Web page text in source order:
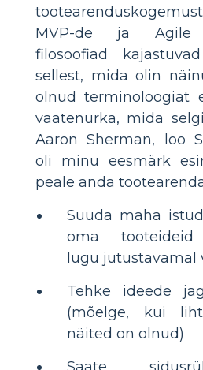
MVP-de ja Agile
filosoofiad
sellest, mida olin
olnud terminoloogiat
vaatenurka, mida
Aaron Sherman, loo
oli minu eesmärk
peale anda
Suuda maha
oma tooteideid
lugu jutustavamal
Tehke ideede
(mõelge, kui
näited on olnud)